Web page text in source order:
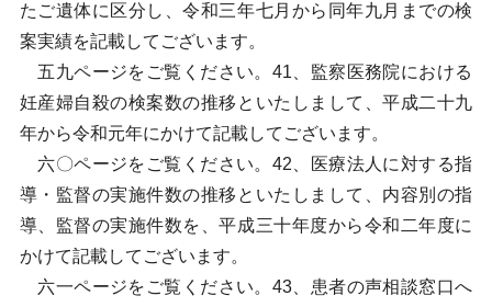
たご遺体に区分し、令和三年七月から同年九月までの検
案実績を記載してございます。
五九ページをご覧ください。41、監察医務院における
妊産婦自殺の検案数の推移といたしまして、平成二十九
年から令和元年にかけて記載してございます。
六〇ページをご覧ください。42、医療法人に対する指
導・監督の実施件数の推移といたしまして、内容別の指
導、監督の実施件数を、平成三十年度から令和二年度に
かけて記載してございます。
六一ページをご覧ください。43、患者の声相談窓口へ